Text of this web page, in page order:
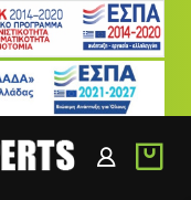
B2B